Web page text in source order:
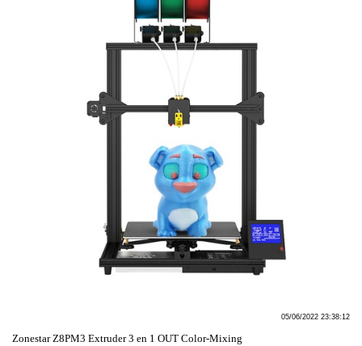
05/06/2022 23:38:12
Zonestar Z8PM3 Extruder 3 en 1 OUT Color-Mixing